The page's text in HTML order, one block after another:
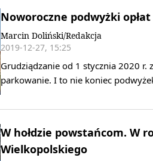
Noworoczne podwyżki
Marcin Doliński/Redakcja
2019-12-27, 15:25
Grudziądzanie od 1 stycznia 2020 r.
parkowanie. I to nie koniec
W hołdzie powstańcom. W
Wielkopolskiego